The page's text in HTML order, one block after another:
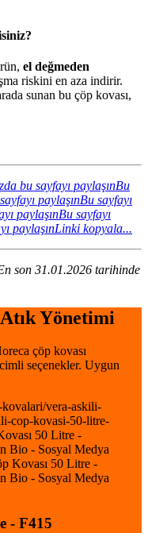
el değmeden
riskini en aza indirir.
sunan bu çöp kovası,
bu sayfayı paylaşınBu
paylaşınBu sayfayı
paylaşınBu sayfayı
paylaşınLinki kopyala...
son 31.01.2026 tarihinde
Yönetimi
çöp kovası
seçenekler. Uygun
vera-askili-
cop-kovasi-50-litre-
50 Litre -
Bio - Sosyal Medya
Kovası 50 Litre -
Bio - Sosyal Medya
- F415